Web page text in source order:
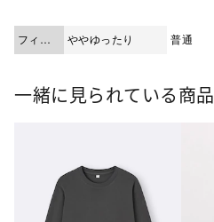
フィッ
ト
ややゆったり 普通
一緒に見られている商品